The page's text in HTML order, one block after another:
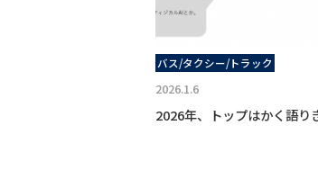
バス/タクシー/トラック
2026.1.6
2026年、トップはかく語り